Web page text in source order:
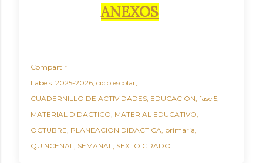
ANEXOS
Compartir
Labels: 2025-2026 ciclo escolar
CUADERNILLO DE ACTIVIDADES EDUCACION fase 5
MATERIAL DIDACTICO MATERIAL EDUCATIVO
OCTUBRE PLANEACION DIDACTICA primaria
QUINCENAL
SEMANAL SEXTO GRADO